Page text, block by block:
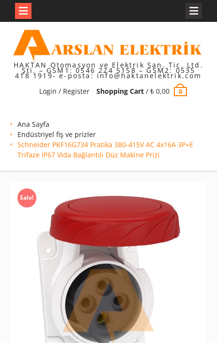
content
HAKTAN Otomasyon ve Elektrik San. Tic. Ltd.
Şti. – GSM1: 0546 224 5158 – GSM2: 0535
418 1919- e-posta: info@haktanelektrik.com
Login / Register
Shopping Cart/ ₺0,00 0
Ana Sayfa
Endüstriyel fiş ve prizler
Schneider PKF16G734 Pratika 380-415V AC 4x16A 3P+E
Trifaze IP67 Vida Bağlantılı Düz Makine Prizi
Sale!